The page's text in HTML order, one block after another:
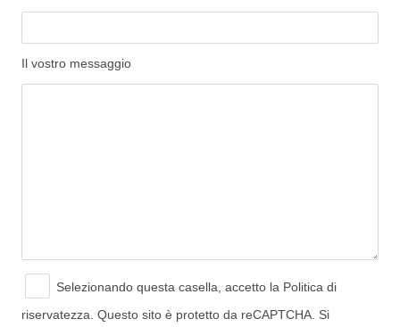
Il vostro messaggio
Selezionando questa casella, accetto la Politica di
riservatezza. Questo sito è protetto da reCAPTCHA. Si